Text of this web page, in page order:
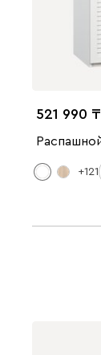
521 990
+121